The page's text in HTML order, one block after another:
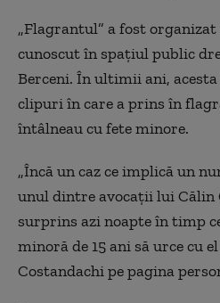
„Flagrantul” a fost organizat
cunoscut în spațiul public
Berceni. În ultimii ani,
clipuri în care a prins în
întâlneau cu fete minore.
„Încă un caz ce implică un
unul dintre avocații lui Călin
surprins azi noapte în timp
minoră de 15 ani să urce cu
Costandachi pe pagina